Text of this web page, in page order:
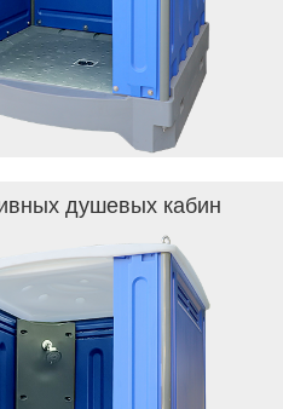
душевых кабин